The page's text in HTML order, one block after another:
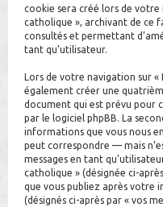
cookie sera créé lors de votre
catholique », archivant de ce
consultés et permettant
tant qu’utilisateur.
Lors de votre navigation sur «
également créer une
document qui est prévu pour
par le logiciel phpBB. La
informations que vous nous
peut correspondre — mais
messages en tant
catholique » (désignée ci-
que vous publiez après votre
(désignés ci-après par « vos